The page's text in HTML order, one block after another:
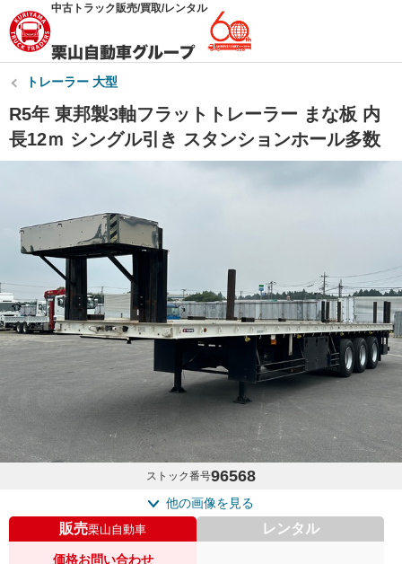
中古トラック販売/買取/レンタル
トレーラー 大型
R5年 東邦製3軸フラットトレーラー まな板 内
長12ｍ シングル引き スタンションホール多数
ストック番号96568
他の画像を見る
販売栗山自動車
価格お問い合わせ
レンタル